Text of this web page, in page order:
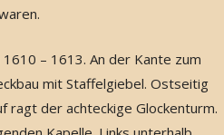
– 1613. An der Kante zum
mit Staffelgiebel. Ostseitig
ragt der achteckige Glockenturm.